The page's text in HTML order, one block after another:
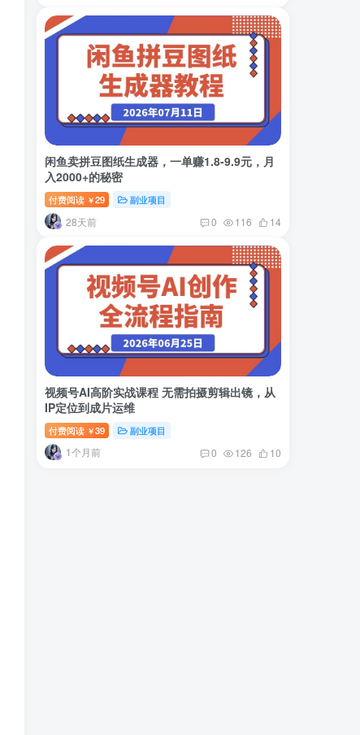
闲鱼卖拼豆图纸生成器，一单赚1.8-9.9元，月
入2000+的秘密
付费阅读 ￥29 副业项目
28天前 0 116 14
视频号AI高阶实战课程 无需拍摄剪辑出镜，从
IP定位到成片运维
付费阅读 ￥39 副业项目
1个月前 0 126 10